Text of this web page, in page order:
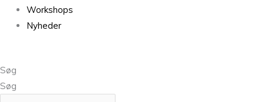
Workshops
Nyheder
Søg
Søg